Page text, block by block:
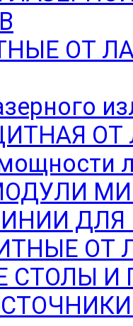
ОТ
ОТ
ОТ
СТОЛЫ И